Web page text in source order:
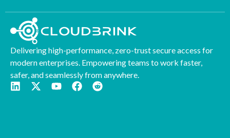
Delivering high-performance, zero-trust secure access for
modern enterprises. Empowering teams to work faster,
safer, and seamlessly from anywhere.